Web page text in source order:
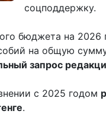
соцподдержку.
бюджета на
на общую
запрос
с 2025 годом
.